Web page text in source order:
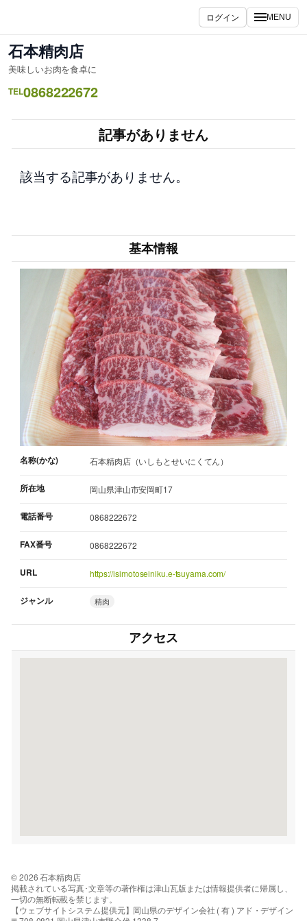
を
ス
キ
ッ
ログイン MENU
石本精肉店
美味しいお肉を食卓に
TEL0868222672
記事がありません
該当する記事がありません。
基本情報
名称(かな) 石本精肉店（いしもとせいにくてん）
所在地 岡山県津山市安岡町17
電話番号 0868222672
FAX番号 0868222672
URL https://isimotoseiniku.e-tsuyama.com/
ジャンル 精肉
アクセス
© 2026 石本精肉店
掲載されている写真･文章等の著作権は津山瓦版または情報提供者に帰属し、
一切の無断転載を禁じます。
【ウェブサイトシステム提供元】岡山県のデザイン会社 ( 有 ) アド・デザイン